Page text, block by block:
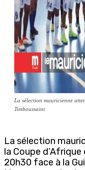
La sélection mauricienne
Timboussaint
La sélection
la Coupe
20h30 face à la